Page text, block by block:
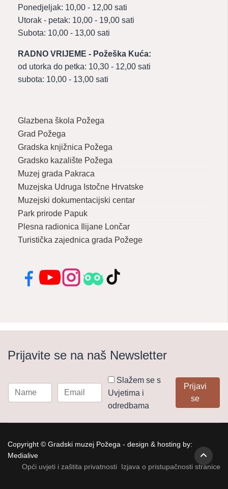
Ponedjeljak: 10,00 - 12,00 sati
Utorak - petak: 10,00 - 19,00 sati
Subota: 10,00 - 13,00 sati
RADNO VRIJEME - Požeška Kuća:
od utorka do petka: 10,30 - 12,00 sati
subota: 10,00 - 13,00 sati
Glazbena škola Požega
Grad Požega
Gradska knjižnica Požega
Gradsko kazalište Požega
Muzej grada Pakraca
Muzejska Udruga Istočne Hrvatske
Muzejski dokumentacijski centar
Park prirode Papuk
Plesna radionica Ilijane Lončar
Turistička zajednica grada Požege
FacebookYouTubeInstagramTripadvisor
TikTok
Prijavite se na naš Newsletter
Slažem se s
Uvjetima i
odredbama
Prijavi
se
Copyright © Gradski muzej Požega - design & hosting by:
Medialive
Opći uvjeti i zaštita privatnosti Izjava o pristupačnosti stranice